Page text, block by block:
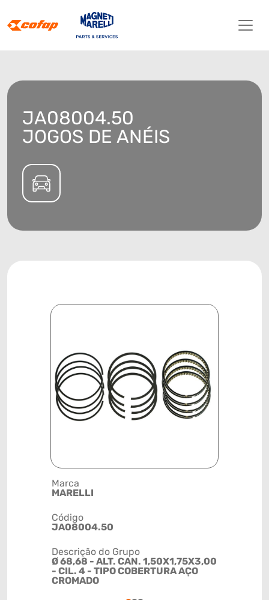
JA08004.50
JOGOS DE ANÉIS
Marca
MARELLI
Código
JA08004.50
Descrição do Grupo
Ø 68,68 - ALT. CAN. 1,50X1,75X3,00
- CIL. 4 - TIPO COBERTURA AÇO
CROMADO